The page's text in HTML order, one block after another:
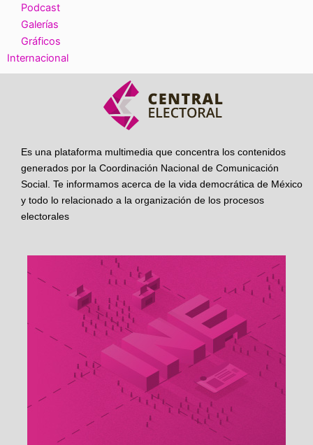
Podcast
Galerías
Gráficos
Internacional
Es una plataforma multimedia que concentra los contenidos
generados por la Coordinación Nacional de Comunicación
Social. Te informamos acerca de la vida democrática de México
y todo lo relacionado a la organización de los procesos
electorales